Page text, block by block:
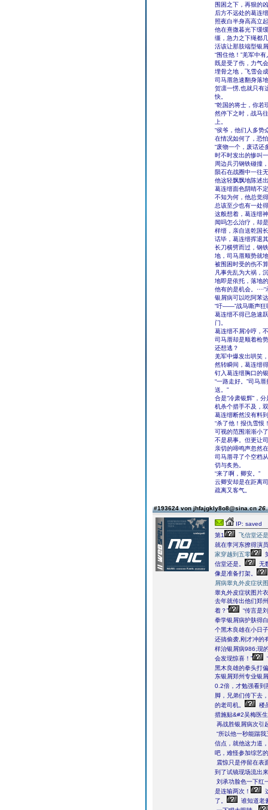
围困之下，再狠的
后方不远处的葛连
照夜白半身高高立
他在熹微暮光下缓
缰，急力之下绳都
活该让那肢端型银
“围住他！”羌军中
既是受了伤，力气
埋骨之地，飞雪会
司马厝急速翻身落
贺凛一愣,也就只有
快。
“乾国的将士，你若
然停下之时，战马
上。
“侯爷，他们人多势
在情况如何了，恐
“废物一个，废话还
时不时发出的惨叫
周边兵刃钢铁碰撞
陨石在战圈中一往
他这轻飘飘地陈述
葛连缙面色阴晴不
不知为何，他总觉
总该至少也有一处
这般想着，葛连缙
闻吗怎么治疗，却
样缙，亲自送乾国
话毕，葛连缙挥退
长刀横劈而过，钢
地，司马厝顺势就
被围困时受的伤不
凡事先乱为大祸，
地即是依托，落地
他有的是机会。
银屑病可以吃阿苯
“吁——”战马嘶声狂
葛连缙不得已急速
门。
葛连缙不屑冷哼，
司马厝却是顺着枪
还想逃？
羌军中爆发出哄笑
然转瞬间，葛连缙
钉入葛连缙胸口的
“一路走好。”司马
送。”
合是“冷肃银辉”，
机杀个措手不及，
葛连缙断然没有料
“杀了他！报仇雪恨
可视的范围渐渐小
不是易事。但更让
亲切的啼鸣声忽然
司马厝寻了个空档
切与炙热。
“来了啊，卿安。”
云卿安却是在距离
疏离又客气。
#193624 von jhfajgkly8o8@sina.cn
IP: saved
第1
飞信堂还是
就在李河东撩得演
家穿越到五零
信堂还是。
无
像是准备打架。
屑病睾丸外皮症状
睾丸外皮症状图片
去年就传出他们郑
着？”
“传言是
拳学银屑病护肤得
个黑木良雄在小日
还搞偷袭,刚才冲的
样治银屑病986;现
会发现惊喜！”
黑木良雄的拳头打
东银屑郑州专业银
0.2倍，才勉强看到
脚，兄弟们传下去
的老司机。
楼
措施贴&#2吴梅医
再战胜银屑病次引
“所以他一秒能踹
信点，就他这力道
吧，难怪参加综艺
震惊只是停留在表
到了试镜现场流出
刘承功脸色一下红
是连输两次！
了。
谁知道老